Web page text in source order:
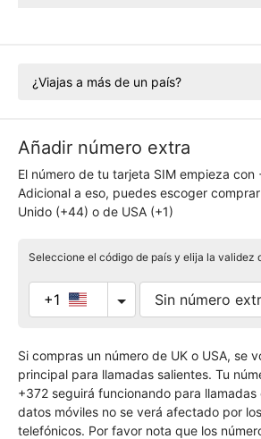
¿Viajas a más de un país?
Añadir número extra
El número de tu tarjeta SIM empieza
Adicional a eso, puedes escoger
Unido (+44) o de USA (+1)
Seleccione el código de país y elija la validez
+1
Si compras un número de UK o USA, se
principal para llamadas salientes. Tu
+372 seguirá funcionando para llamadas
datos móviles no se verá afectado por
telefónicos. Por favor nota que los